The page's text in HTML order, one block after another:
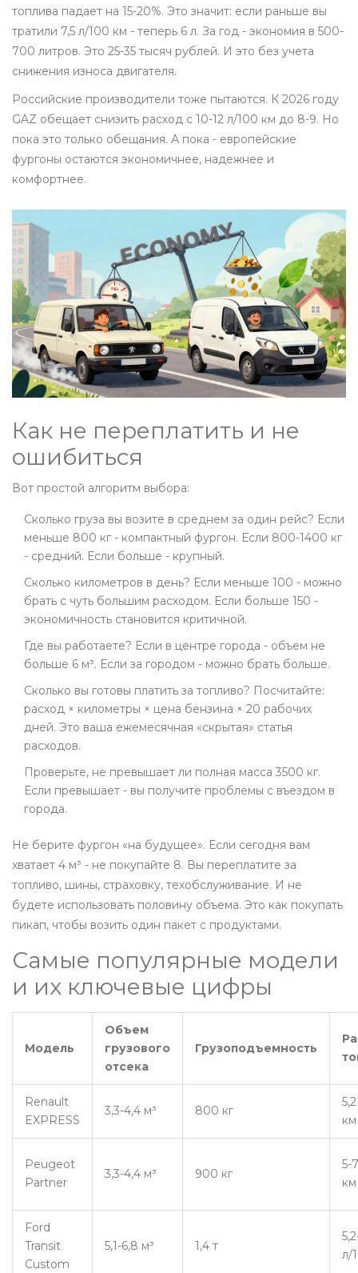
топлива падает на 15-20%. Это значит: если раньше вы
тратили 7,5 л/100 км - теперь 6 л. За год - экономия в 500-
700 литров. Это 25-35 тысяч рублей. И это без учета
снижения износа двигателя.
Российские производители тоже пытаются. К 2026 году
GAZ обещает снизить расход с 10-12 л/100 км до 8-9. Но
пока это только обещания. А пока - европейские
фургоны остаются экономичнее, надежнее и
комфортнее.
Как не переплатить и не
ошибиться
Вот простой алгоритм выбора:
Сколько груза вы возите в среднем за один рейс? Если
меньше 800 кг - компактный фургон. Если 800-1400 кг
- средний. Если больше - крупный.
Сколько километров в день? Если меньше 100 - можно
брать с чуть большим расходом. Если больше 150 -
экономичность становится критичной.
Где вы работаете? Если в центре города - объем не
больше 6 м³. Если за городом - можно брать больше.
Сколько вы готовы платить за топливо? Посчитайте:
расход × километры × цена бензина × 20 рабочих
дней. Это ваша ежемесячная «скрытая» статья
расходов.
Проверьте, не превышает ли полная масса 3500 кг.
Если превышает - вы получите проблемы с въездом в
города.
Не берите фургон «на будущее». Если сегодня вам
хватает 4 м³ - не покупайте 8. Вы переплатите за
топливо, шины, страховку, техобслуживание. И не
будете использовать половину объема. Это как покупать
пикап, чтобы возить один пакет с продуктами.
Самые популярные модели
и их ключевые цифры
Модель
Объем
грузового
отсека
Грузоподъемность
Renault
EXPRESS
3,3-4,4 м³ 800 кг
км
Peugeot
Partner
3,3-4,4 м³ 900 кг
5-
км
Ford
Transit
Custom
5,1-6,8 м³ 1,4 т
л/